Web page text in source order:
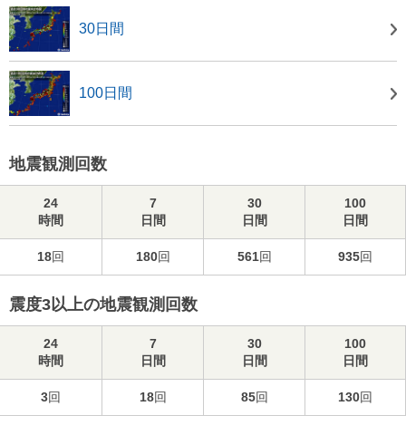
30日間
100日間
地震観測回数
24
時間
7
日間
30
日間
100
日間
18回 180回 561回 935回
震度3以上の地震観測回数
24
時間
7
日間
30
日間
100
日間
3回 18回 85回 130回